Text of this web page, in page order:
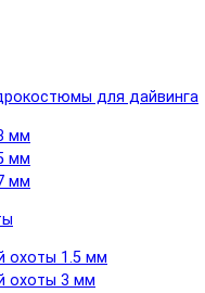
для дайвинга
мм
мм
мм
охоты 1.5 мм
охоты 3 мм